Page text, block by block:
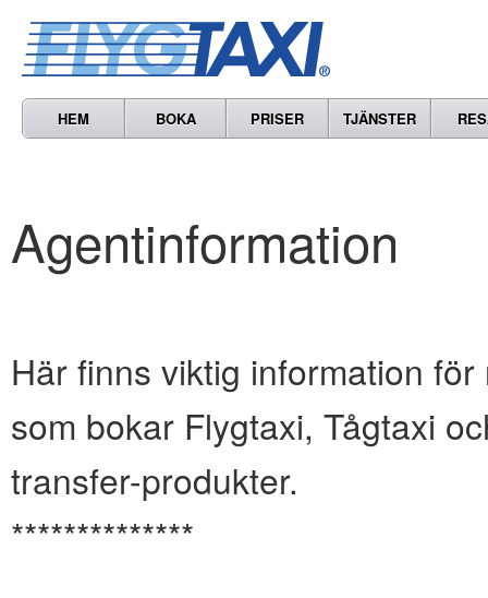
HEM BOKA PRISER TJÄNSTER
Agentinformation
Här finns viktig information
som bokar Flygtaxi, Tågtaxi
transfer-produkter.
**************